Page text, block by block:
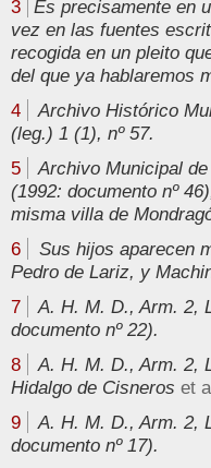
3 Es precisamente en
vez en las fuentes
recogida en un pleito
del que ya hablaremos
4
Archivo Histórico
(leg.) 1 (1), nº 57.
5
Archivo Municipal
(1992: documento nº
misma villa de
6
Sus hijos aparecen
Pedro de Lariz, y
7
A. H. M. D., Arm. 2,
documento nº 22).
8
A. H. M. D., Arm. 2,
Hidalgo de Cisneros et
9
A. H. M. D., Arm. 2,
documento nº 17).